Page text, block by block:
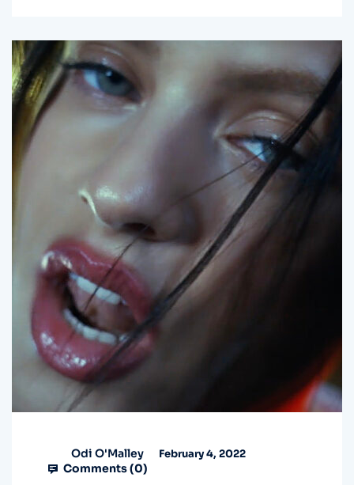
Odi O'Malley February 4, 2022
Comments (0)